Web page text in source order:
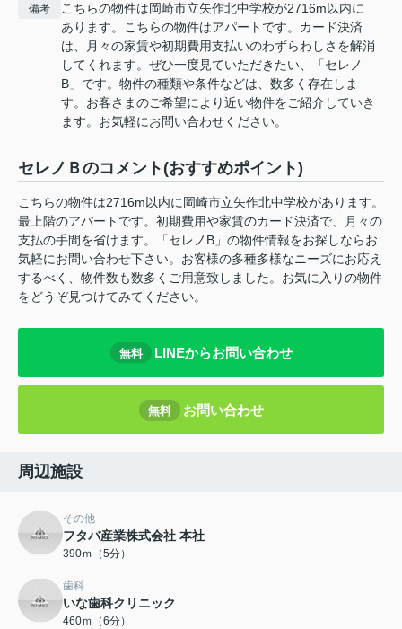
備考
こちらの物件は岡崎市立矢作北中学校が2716m以内に
あります。こちらの物件はアパートです。カード決済
は、月々の家賃や初期費用支払いのわずらわしさを解消
してくれます。ぜひ一度見ていただきたい、「セレノ
B」です。物件の種類や条件などは、数多く存在しま
す。お客さまのご希望により近い物件をご紹介していき
ます。お気軽にお問い合わせください。
セレノＢのコメント(おすすめポイント)
こちらの物件は2716m以内に岡崎市立矢作北中学校があります。
最上階のアパートです。初期費用や家賃のカード決済で、月々の
支払の手間を省けます。「セレノB」の物件情報をお探しならお
気軽にお問い合わせ下さい。お客様の多種多様なニーズにお応え
するべく、物件数も数多くご用意致しました。お気に入りの物件
をどうぞ見つけてみてください。
無料 LINEからお問い合わせ
無料 お問い合わせ
周辺施設
その他
フタバ産業株式会社 本社
390ｍ（5分）
歯科
いな歯科クリニック
460ｍ（6分）